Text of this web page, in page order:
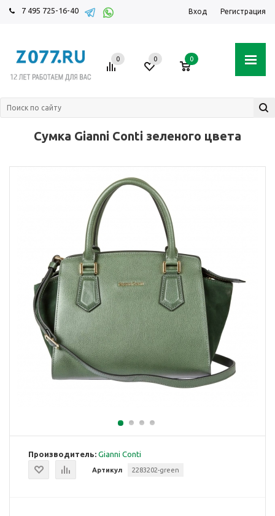
7 495 725-16-40 Вход Регистрация
0 0 0
Сумка Gianni Conti зеленого цвета
Производитель: Gianni Conti
Артикул 2283202-green